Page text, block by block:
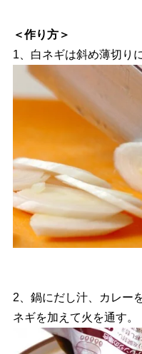
＜作り方＞
1、白ネギは斜め薄切り
2、鍋にだし汁、カレー
ネギを加えて火を通す。